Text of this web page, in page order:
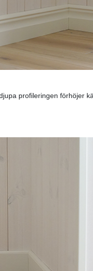
profileringen förhöjer